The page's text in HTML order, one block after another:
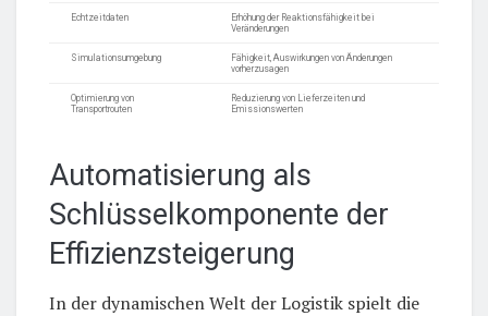
Echtzeitdaten
Erhöhung der Reaktionsfähigkeit bei
Veränderungen
Simulationsumgebung
Fähigkeit, Auswirkungen von Änderungen
vorherzusagen
Optimierung von
Transportrouten
Reduzierung von Lieferzeiten und
Emissionswerten
Automatisierung als
Schlüsselkomponente der
Effizienzsteigerung
In der dynamischen Welt der Logistik spielt die